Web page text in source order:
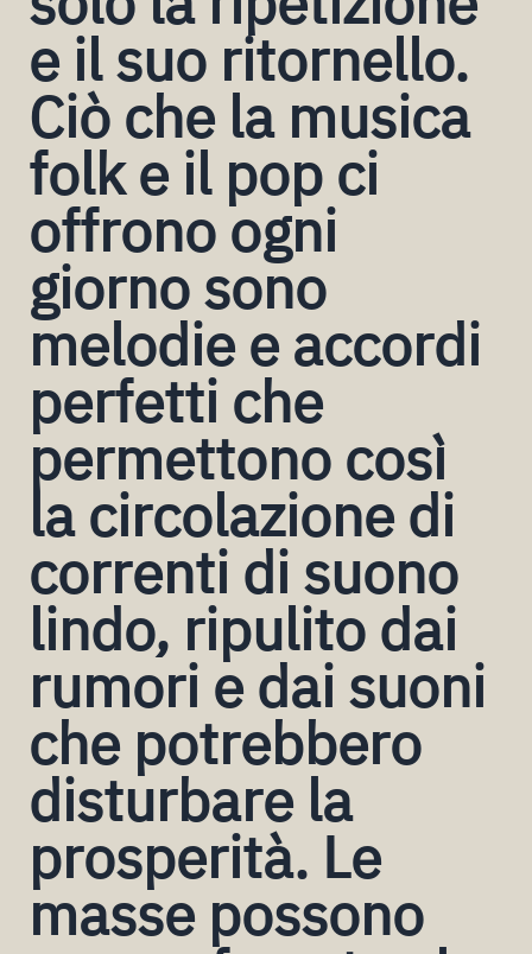
e il suo ritornello.
Ciò che la musica
folk e il pop ci
offrono ogni
giorno sono
melodie e accordi
perfetti che
permettono così
la circolazione di
correnti di suono
lindo, ripulito dai
rumori e dai suoni
che potrebbero
disturbare la
prosperità. Le
masse possono